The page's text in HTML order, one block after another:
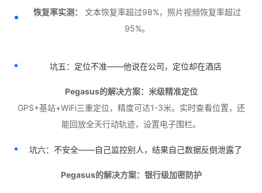
恢复率实测：
文本恢复率超过98%，照片视频恢复率超过
95%。
坑五：定位不准——他说在公司，定位却在酒店
Pegasus的解决方案：米级精准定位
GPS+基站+WiFi三重定位，精度可达1-3米。实时查看位置，还
能回放全天行动轨迹，设置电子围栏。
坑六：不安全——自己监控别人，结果自己数据反倒泄露了
Pegasus的解决方案：银行级加密防护